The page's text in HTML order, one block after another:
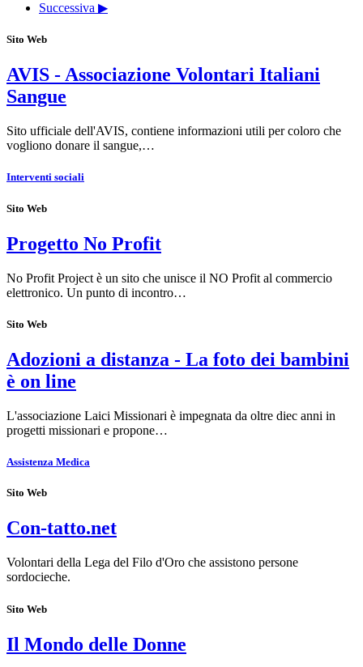
Successiva ▶
Sito Web
AVIS - Associazione Volontari Italiani
Sangue
Sito ufficiale dell'AVIS, contiene informazioni utili per coloro che
vogliono donare il sangue,…
Interventi sociali
Sito Web
Progetto No Profit
No Profit Project è un sito che unisce il NO Profit al commercio
elettronico. Un punto di incontro…
Sito Web
Adozioni a distanza - La foto dei bambini
è on line
L'associazione Laici Missionari è impegnata da oltre diec anni in
progetti missionari e propone…
Assistenza Medica
Sito Web
Con-tatto.net
Volontari della Lega del Filo d'Oro che assistono persone
sordocieche.
Sito Web
Il Mondo delle Donne